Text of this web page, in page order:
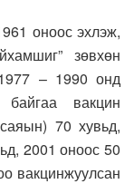
оноос эхлэж,
зөвхөн
– 1990 онд
байгаа вакцин
70 хувьд,
2001 оноос 50
вакцинжуулсан